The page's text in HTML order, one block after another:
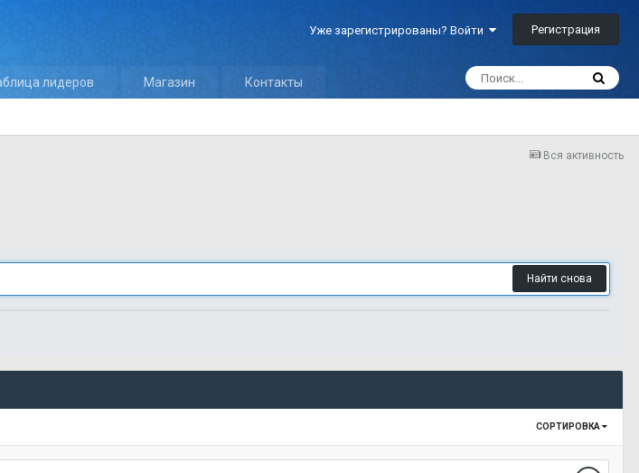
Уже зарегистрированы? Войти Регистрация
лидеров Магазин Контакты
Вся активность
Найти снова
СОРТИРОВКА